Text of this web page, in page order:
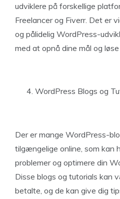
udviklere på forskellige
Freelancer og Fiverr. Det er
og pålidelig WordPress-
med at opnå dine mål og
WordPress Blogs og
Der er mange WordPress-
tilgængelige online, som kan
problemer og optimere din
Disse blogs og tutorials kan
betalte, og de kan give dig